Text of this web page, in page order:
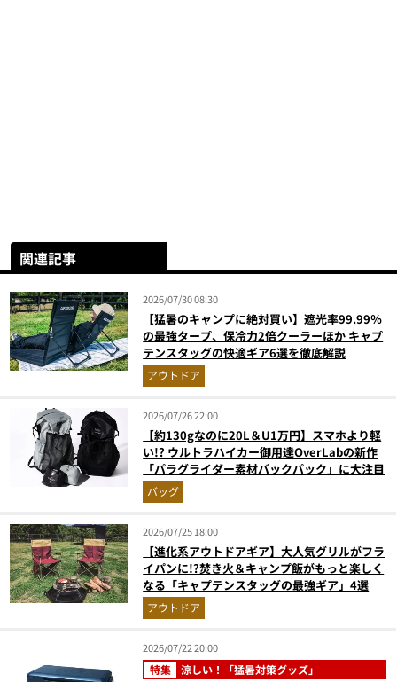
関連記事
2026/07/30 08:30
【猛暑のキャンプに絶対買い】遮光率99.99％
の最強タープ、保冷力2倍クーラーほか キャプ
テンスタッグの快適ギア6選を徹底解説
アウトドア
2026/07/26 22:00
【約130gなのに20L＆U1万円】スマホより軽
い!? ウルトラハイカー御用達OverLabの新作
「パラグライダー素材バックパック」に大注目
バッグ
2026/07/25 18:00
【進化系アウトドアギア】大人気グリルがフラ
イパンに!?焚き火＆キャンプ飯がもっと楽しく
なる「キャプテンスタッグの最強ギア」4選
アウトドア
2026/07/22 20:00
特集 涼しい！「猛暑対策グッズ」